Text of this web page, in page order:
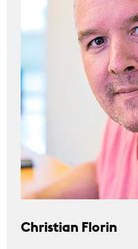
Christian Florin